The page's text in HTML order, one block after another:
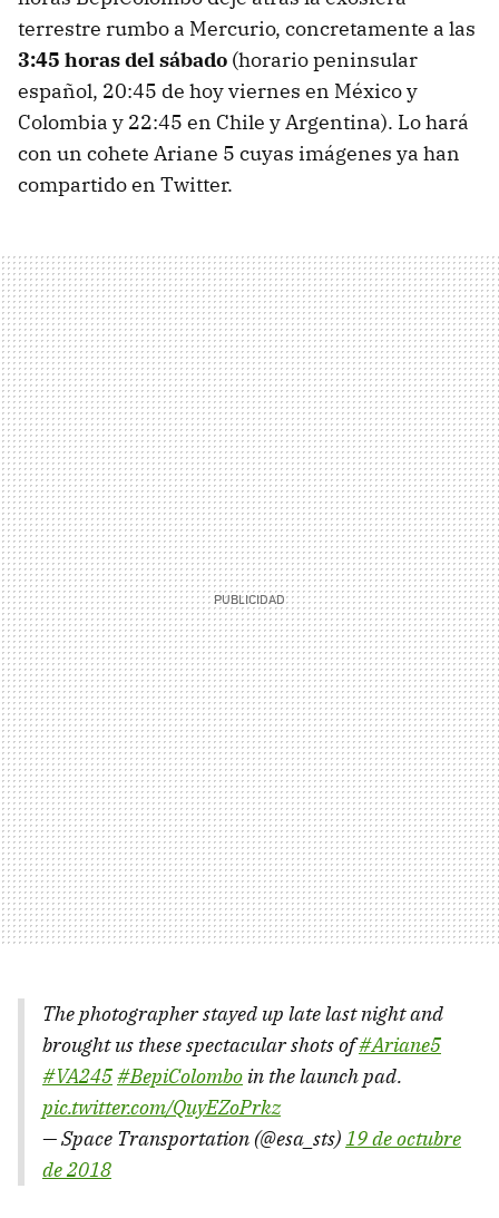
terrestre rumbo a Mercurio, concretamente a las
3:45 horas del sábado (horario peninsular
español, 20:45 de hoy viernes en México y
Colombia y 22:45 en Chile y Argentina). Lo hará
con un cohete Ariane 5 cuyas imágenes ya han
compartido en Twitter.
The photographer stayed up late last night and
brought us these spectacular shots of#Ariane5
#VA245#BepiColombo in the launch pad.
pic.twitter.com/QuyEZoPrkz
— Space Transportation (@esa_sts)19 de octubre
de 2018